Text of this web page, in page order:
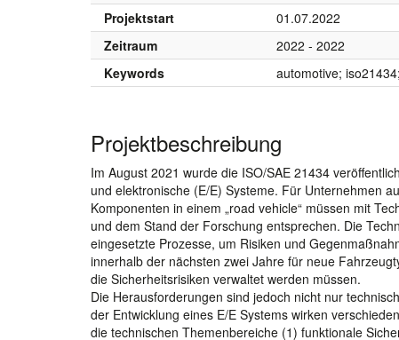
Projektstart 01.07.2022
Zeitraum
2022 - 2022
Keywords
automotive;
Projektbeschreibung
Im August 2021 wurde die ISO/SAE 21434
und elektronische (E/E) Systeme. Für Unternehmen
Komponenten in einem „road vehicle“ müssen mit
und dem Stand der Forschung entsprechen. Die
eingesetzte Prozesse, um Risiken und
innerhalb der nächsten zwei Jahre für neue
die Sicherheitsrisiken verwaltet werden müssen.
Die Herausforderungen sind jedoch nicht nur
der Entwicklung eines E/E Systems wirken
die technischen Themenbereiche (1) funktionale